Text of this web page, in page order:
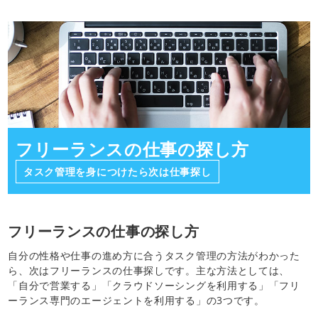
フリーランスの仕事の探し方
タスク管理を身につけたら次は仕事探し
フリーランスの仕事の探し方
自分の性格や仕事の進め方に合うタスク管理の方法がわかった
ら、次はフリーランスの仕事探しです。主な方法としては、
「自分で営業する」「クラウドソーシングを利用する」「フリ
ーランス専門のエージェントを利用する」の3つです。